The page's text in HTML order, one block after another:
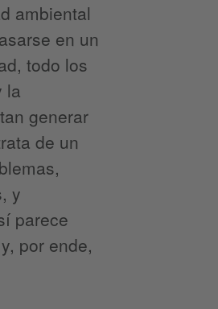
ambiental
en un
todo los
la
generar
de un
y
parece
por ende,